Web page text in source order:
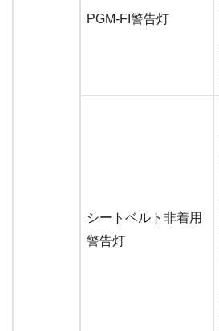
PGM-FI警告灯
シートベルト非着用
警告灯